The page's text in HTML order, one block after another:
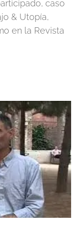
caso
& Utopía,
en la Revista